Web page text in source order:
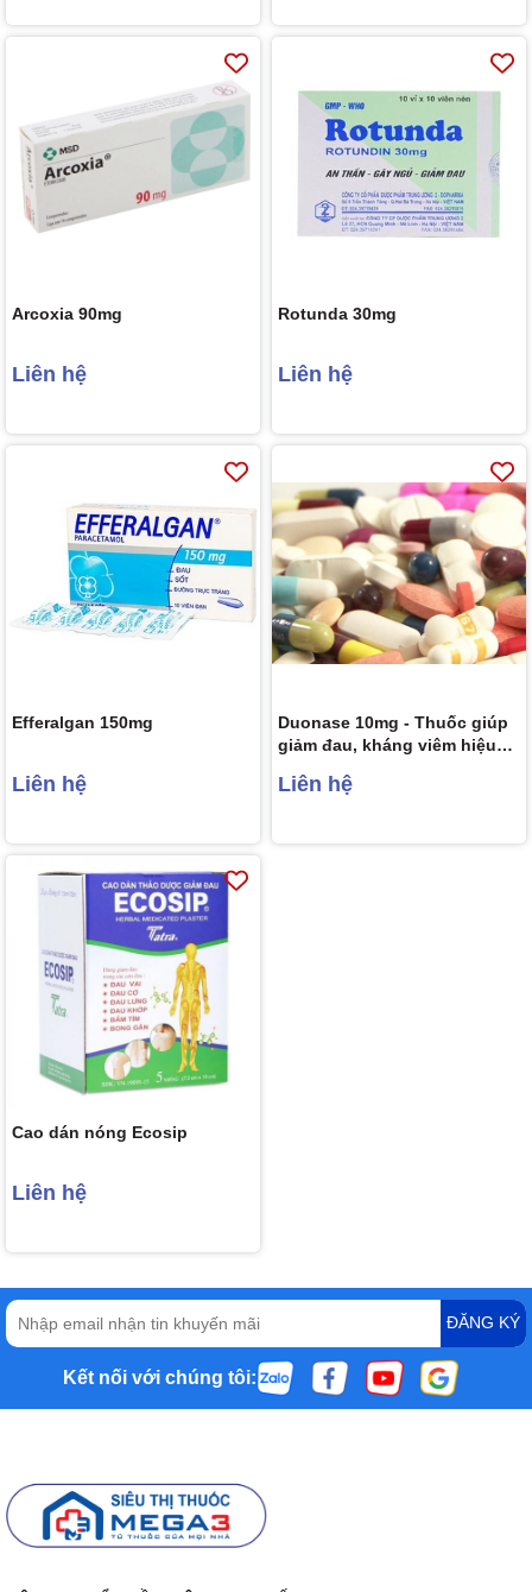
Arcoxia 90mg
Liên hệ
Rotunda 30mg
Liên hệ
Efferalgan 150mg
Liên hệ
Duonase 10mg - Thuốc giúp
giảm đau, kháng viêm hiệu
Liên hệ
Cao dán nóng Ecosip
Liên hệ
ĐĂNG KÝ
Kết nối với chúng tôi: